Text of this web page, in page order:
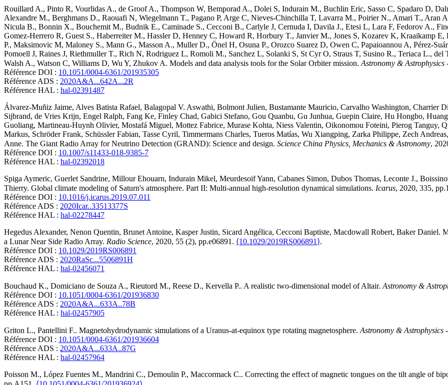
Rouillard A., Pinto R, Vourlidas A., de Groof A., Thompson W, Bemporad A., Dolei S, Indurain M., Buchlin Eric, Sasso C, Spadaro D,
Alexandre M., Berghmans D., Raouafi N, Wiegelmann T., Pagano P, Arge C, Nieves-Chinchilla T, Lavarra M., Poirier N., Amari T., Aran
Nicula B., Bonnin X., Bouchemit M., Budnik E., Caminade S., Cecconi B., Carlyle J, Cernuda I, Davila J., Etesi L, Lara F, Fedorov A.,
Gomez-Herrero R, Guest S., Haberreiter M., Hassler D, Henney C, Howard R, Horbury T., Janvier M., Jones S, Kozarev K, Kraaikamp E,
P., Maksimovic M, Maloney S., Mann G., Masson A., Muller D., Önel H, Osuna P., Orozco Suarez D, Owen C, Papaioannou A, Pérez-
Pomoell J, Raines J, Riethmuller T., Rich N, Rodriguez L, Romoli M., Sanchez L, Solanki S, St Cyr O, Straus T, Susino R., Teriaca L., del
Walsh A., Watson C, Williams D, Wu Y, Zhukov A. Models and data analysis tools for the Solar Orbiter mission. Astronomy & Astrophysics
Référence DOI : 10.1051/0004-6361/201935305
Référence ADS : 2020A&A...642A...2R
Référence HAL : hal-02391487
Álvarez-Muñiz Jaime, Alves Batista Rafael, Balagopal V. Aswathi, Bolmont Julien, Bustamante Mauricio, Carvalho Washington, Charrier
Sijbrand, de Vries Krijn, Engel Ralph, Fang Ke, Finley Chad, Gabici Stefano, Gou Quanbu, Gu Junhua, Guepin Claire, Hu Hongbo, Huang
Guoliang, Martineau-Huynh Olivier, Mostafá Miguel, Mottez Fabrice, Murase Kohta, Niess Valentin, Oikonomou Foteini, Pierog Tanguy,
Markus, Schröder Frank, Schüssler Fabian, Tasse Cyril, Timmermans Charles, Tueros Matías, Wu Xiangping, Zarka Philippe, Zech Andreas,
Anne. The Giant Radio Array for Neutrino Detection (GRAND): Science and design. Science China Physics, Mechanics & Astronomy,
Référence DOI : 10.1007/s11433-018-9385-7
Référence HAL : hal-02392018
Spiga Aymeric, Guerlet Sandrine, Millour Ehouarn, Indurain Mikel, MeurdesoifYann, Cabanes Simon, Dubos Thomas, Leconte J.,
Thierry. Global climate modeling of Saturn's atmosphere. Part II: Multi-annual high-resolution dynamical simulations. Icarus, 2020, 335,
Référence DOI : 10.1016/j.icarus.2019.07.011
Référence ADS : 2020Icar..33513377S
Référence HAL : hal-02278447
Hegedus Alexander, Nenon Quentin, Brunet Antoine, Kasper Justin, Sicard Angélica, Cecconi Baptiste, Macdowall Robert, Baker Daniel.
a Lunar Near Side Radio Array. Radio Science, 2020, 55 (2), pp.e06891. ⟨10.1029/2019RS006891⟩.
Référence DOI : 10.1029/2019RS006891
Référence ADS : 2020RaSc...5506891H
Référence HAL : hal-02456071
Bouchaud K., Domiciano de Souza A., Rieutord M., Reese D., Kervella P.. A realistic two-dimensional model of Altair. Astronomy &
Référence DOI : 10.1051/0004-6361/201936830
Référence ADS : 2020A&A...633A..78B
Référence HAL : hal-02457905
Griton L., Pantellini F.. Magnetohydrodynamic simulations of a Uranus-at-equinox type rotating magnetosphere. Astronomy & Astrophysics
Référence DOI : 10.1051/0004-6361/201936604
Référence ADS : 2020A&A...633A..87G
Référence HAL : hal-02457964
Poisson M., López Fuentes M., Mandrini C., Demoulin P., Maccormack C.. Correcting the effect of magnetic tongues on the tilt angle of